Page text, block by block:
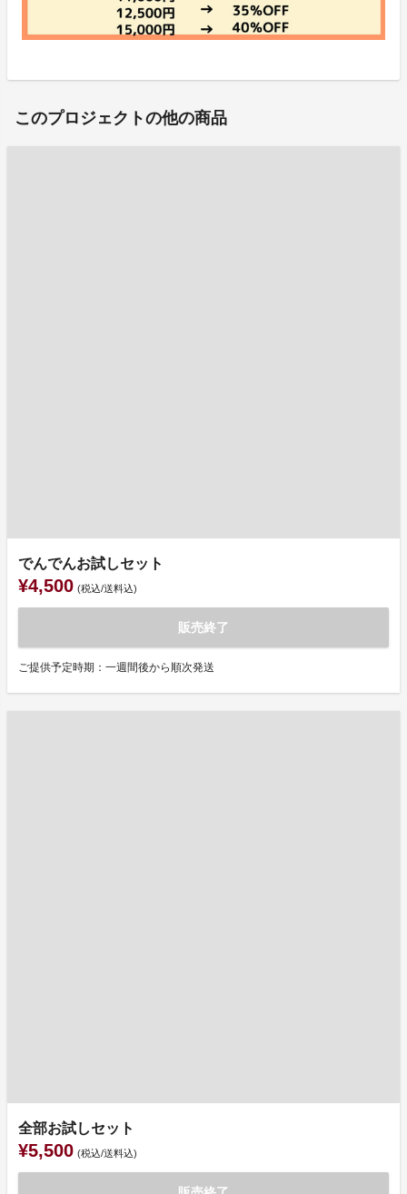
このプロジェクトの他の商品
でんでんお試しセット
¥4,500 (税込/送料込)
販売終了
ご提供予定時期：一週間後から順次発送
全部お試しセット
¥5,500 (税込/送料込)